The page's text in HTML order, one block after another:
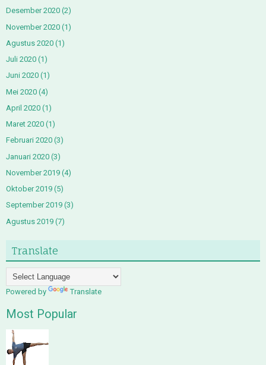
Desember 2020 (2)
November 2020 (1)
Agustus 2020 (1)
Juli 2020 (1)
Juni 2020 (1)
Mei 2020 (4)
April 2020 (1)
Maret 2020 (1)
Februari 2020 (3)
Januari 2020 (3)
November 2019 (4)
Oktober 2019 (5)
September 2019 (3)
Agustus 2019 (7)
Translate
Powered by Translate
Most Popular